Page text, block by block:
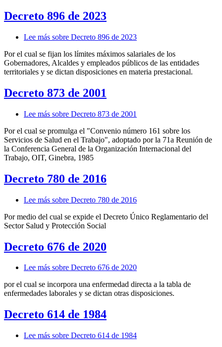
Decreto 896 de 2023
Lee más sobre Decreto 896 de 2023
Por el cual se fijan los límites máximos salariales de los
Gobernadores, Alcaldes y empleados públicos de las entidades
territoriales y se dictan disposiciones en materia prestacional.
Decreto 873 de 2001
Lee más sobre Decreto 873 de 2001
Por el cual se promulga el "Convenio número 161 sobre los
Servicios de Salud en el Trabajo", adoptado por la 71a Reunión de
la Conferencia General de la Organización Internacional del
Trabajo, OIT, Ginebra, 1985
Decreto 780 de 2016
Lee más sobre Decreto 780 de 2016
Por medio del cual se expide el Decreto Único Reglamentario del
Sector Salud y Protección Social
Decreto 676 de 2020
Lee más sobre Decreto 676 de 2020
por el cual se incorpora una enfermedad directa a la tabla de
enfermedades laborales y se dictan otras disposiciones.
Decreto 614 de 1984
Lee más sobre Decreto 614 de 1984